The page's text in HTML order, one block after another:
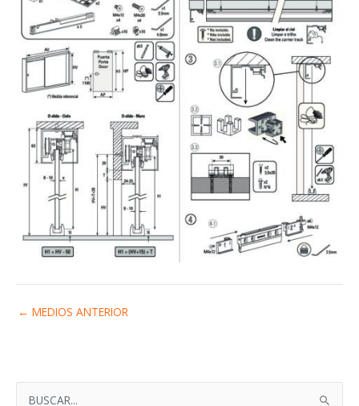
← MEDIOS ANTERIOR